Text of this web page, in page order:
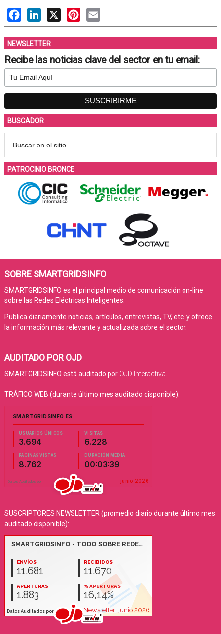
FacebookLinkedIn
X PinterestEmail
NEWSLETTER
Recibe las noticias clave del sector en tu email:
BUSCADOR
PATROCINIO BRONCE
SOBRE SMARTGRIDSINFO
SMARTGRIDSINFO es el principal medio de comunicación on-line
sobre las Redes Eléctricas Inteligentes.
Publica diariamente noticias, artículos, entrevistas, TV, etc. y ofrece
la información más relevante y actualizada sobre el sector.
AUDITADO POR OJD
SMARTGRIDSINFO está auditado por OJD Interactiva
TRÁFICO WEB (durante último mes auditado disponible):
SUSCRIPTORES NEWSLETTER (promedio diario durante último mes
auditado disponible):